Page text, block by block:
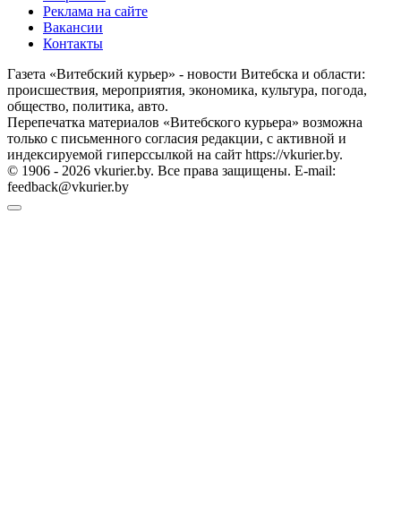
Реклама на сайте
Вакансии
Контакты
Газета «Витебский курьер» - новости Витебска и области:
происшествия, мероприятия, экономика, культура, погода,
общество, политика, авто.
Перепечатка материалов «Витебского курьера» возможна
только с письменного согласия редакции, с активной и
индексируемой гиперссылкой на сайт https://vkurier.by.
© 1906 - 2026 vkurier.by. Все права защищены. E-mail:
feedback@vkurier.by